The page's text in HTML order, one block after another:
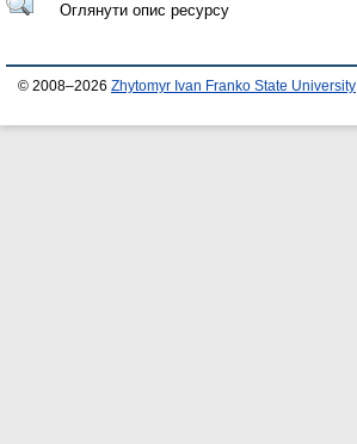
Оглянути опис ресурсу
© 2008–2026 Zhytomyr Ivan Franko State University